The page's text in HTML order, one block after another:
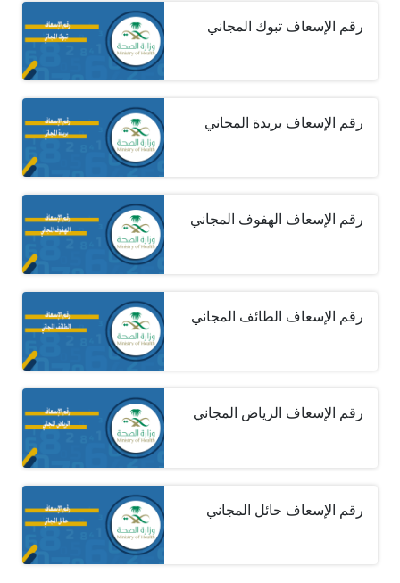
رقم الإسعاف تبوك المجاني
رقم الإسعاف بريدة المجاني
رقم الإسعاف الهفوف المجاني
رقم الإسعاف الطائف المجاني
رقم الإسعاف الرياض المجاني
رقم الإسعاف حائل المجاني